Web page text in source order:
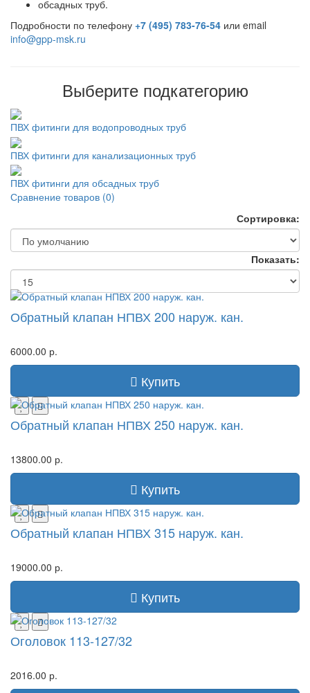
обсадных труб.
Подробности по телефону +7 (495) 783-76-54 или email
info@gpp-msk.ru
Выберите подкатегорию
ПВХ фитинги для водопроводных труб
ПВХ фитинги для канализационных труб
ПВХ фитинги для обсадных труб
Сравнение товаров (0)
Сортировка:
Показать:
Обратный клапан НПВХ 200 наруж. кан.
6000.00 р.
Купить
Обратный клапан НПВХ 250 наруж. кан.
13800.00 р.
Купить
Обратный клапан НПВХ 315 наруж. кан.
19000.00 р.
Купить
Оголовок 113-127/32
2016.00 р.